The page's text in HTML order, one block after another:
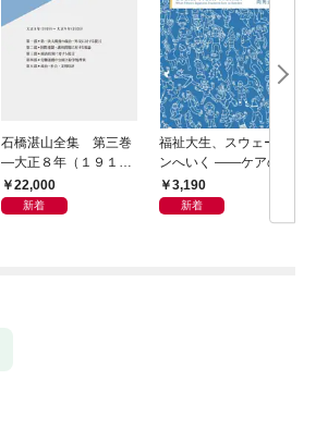
石橋湛山全集 第三巻
―大正８年（１９１
９）－大正９年（１９
２０）
22,000
新着
福祉大生、スウェーデ
ンへいく ――ケアのそ
の先へ――15人が見た
民主主義の景色――
3,190
新着